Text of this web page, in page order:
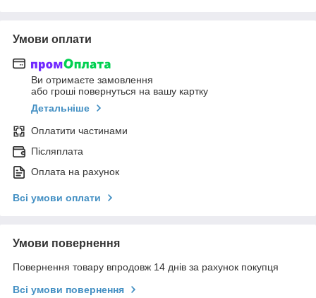
Умови оплати
Ви отримаєте замовлення
або гроші повернуться на вашу картку
Детальніше
Оплатити частинами
Післяплата
Оплата на рахунок
Всі умови оплати
Умови повернення
Повернення товару впродовж 14 днів за рахунок покупця
Всі умови повернення